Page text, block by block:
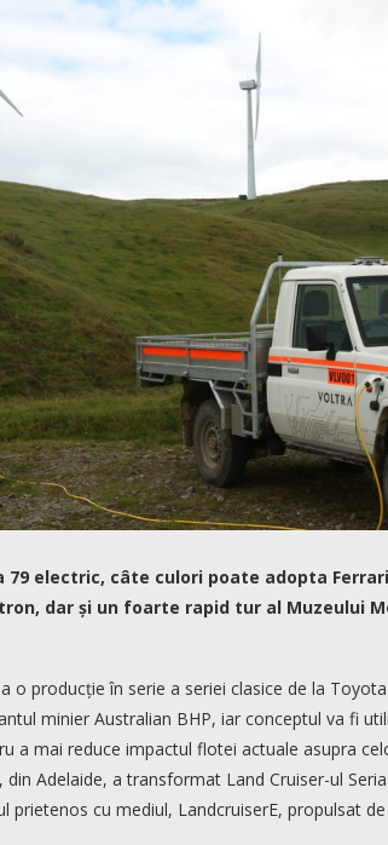
79 electric, câte culori poate adopta
dar și un foarte rapid tur al Muzeului
o producție în serie a seriei clasice de la
minier Australian BHP, iar conceptul va fi
a mai reduce impactul flotei actuale asupra
din Adelaide, a transformat Land Cruiser-ul
prietenos cu mediul, LandcruiserE, propulsat